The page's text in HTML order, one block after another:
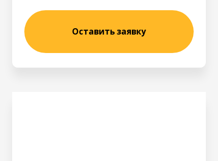
Оставить заявку